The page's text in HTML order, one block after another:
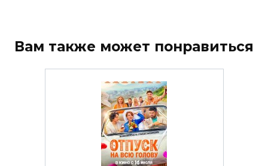
Вам также может понравиться